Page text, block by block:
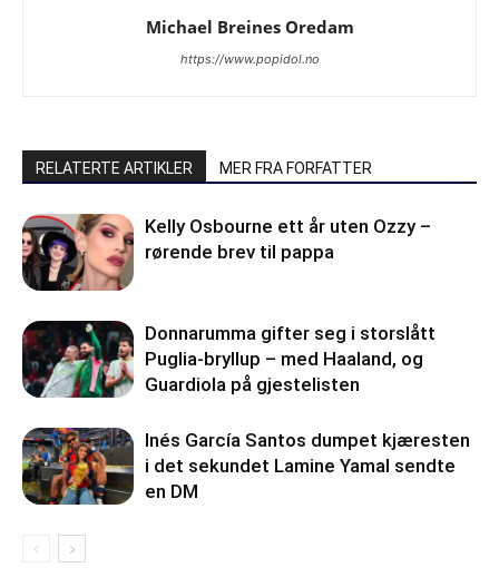
Michael Breines Oredam
https://www.popidol.no
RELATERTE ARTIKLER MER FRA FORFATTER
Kelly Osbourne ett år uten Ozzy –
rørende brev til pappa
Donnarumma gifter seg i storslått
Puglia-bryllup – med Haaland, og
Guardiola på gjestelisten
Inés García Santos dumpet kjæresten
i det sekundet Lamine Yamal sendte
en DM